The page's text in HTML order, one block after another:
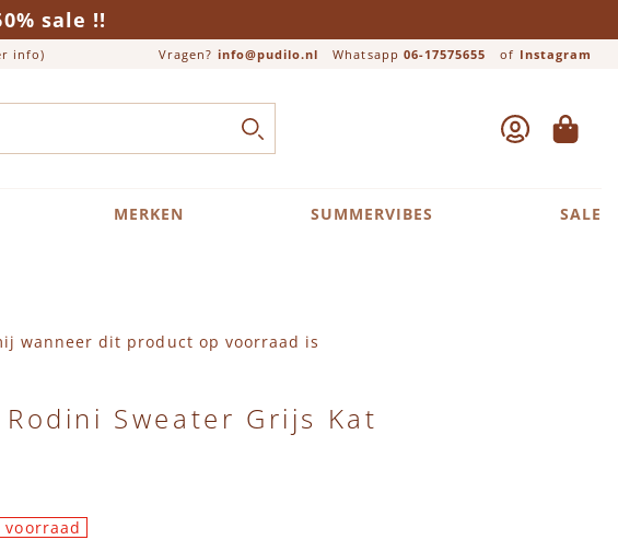
sale !!
info) Vragen? info@pudilo.nl Whatsapp 06-17575655 of Instagram
Close search
ZOEK ACCOUNT
MERKEN SUMMERVIBES SALE
wanneer dit product op voorraad is
Sweater Grijs Kat